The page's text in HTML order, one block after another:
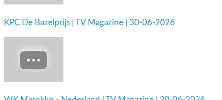
KPC De Bazelprijs | TV Magazine | 30-06-2026